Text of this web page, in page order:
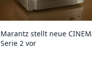
Marantz stellt neue
Serie 2 vor